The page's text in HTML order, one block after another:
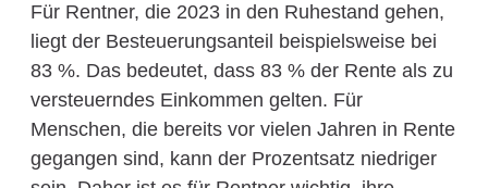
Für Rentner, die 2023 in den Ruhestand gehen,
liegt der Besteuerungsanteil beispielsweise bei
83 %. Das bedeutet, dass 83 % der Rente als zu
versteuerndes Einkommen gelten. Für
Menschen, die bereits vor vielen Jahren in Rente
gegangen sind, kann der Prozentsatz niedriger